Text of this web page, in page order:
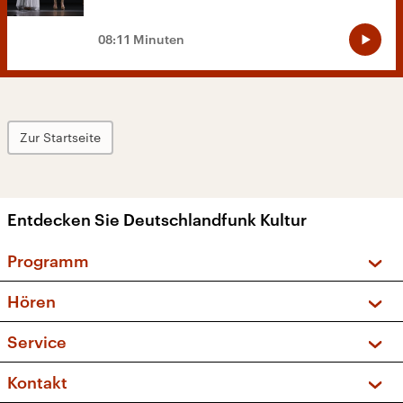
08:11 Minuten
Zur Startseite
Entdecken Sie Deutschlandfunk Kultur
Programm
Sendungen und Podcasts
Musikliste
Kakadu – Das Kinderprogramm
Hören
Frequenzen (UKW + DAB+)
Service
FAQ
Kontakt